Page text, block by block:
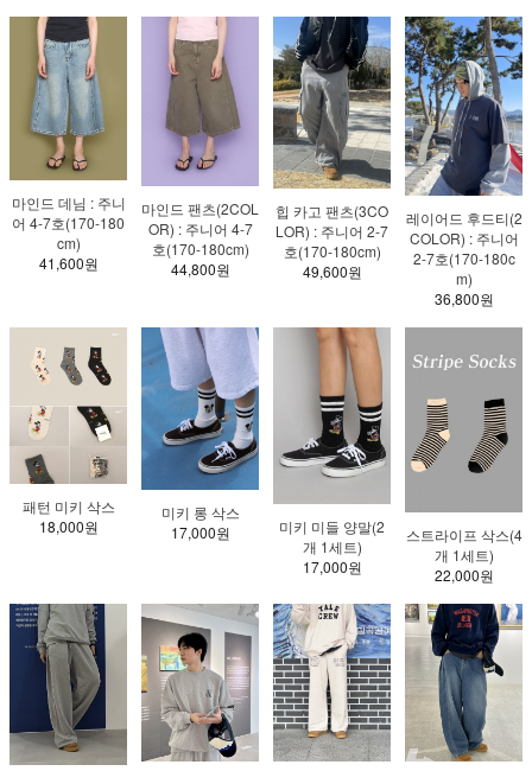
마인드 데님 : 주니
어 4-7호(170-180
cm)
41,600원
마인드 팬츠(2COL
OR) : 주니어 4-7
호(170-180cm)
44,800원
힙 카고 팬츠(3CO
LOR) : 주니어 2-7
호(170-180cm)
49,600원
레이어드 후드티(2
COLOR) : 주니어
2-7호(170-180c
m)
36,800원
패턴 미키 삭스
18,000원
미키 롱 삭스
17,000원
미키 미들 양말(2
개 1세트)
17,000원
스트라이프 삭스(4
개 1세트)
22,000원